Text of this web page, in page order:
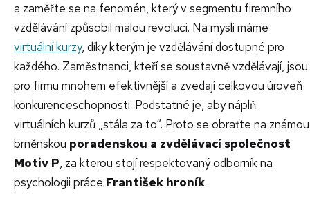
a zaměřte se na fenomén, který v segmentu firemního
vzdělávání způsobil malou revoluci. Na mysli máme
virtuální kurzy, díky kterým je vzdělávání dostupné pro
každého. Zaměstnanci, kteří se soustavně vzdělávají, jsou
pro firmu mnohem efektivnější a zvedají celkovou úroveň
konkurenceschopnosti. Podstatné je, aby náplň
virtuálních kurzů „stála za to“. Proto se obraťte na známou
brněnskou poradenskou a zvdělávací společnost
Motiv P, za kterou stojí respektovaný odborník na
psychologii práce František hroník.